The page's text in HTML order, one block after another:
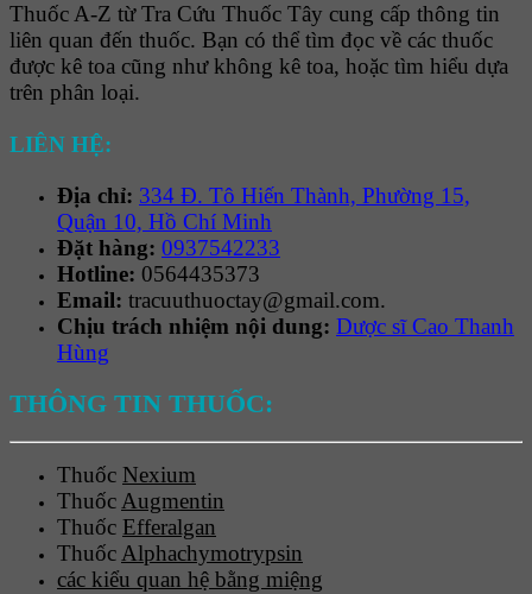
Thuốc A-Z từ Tra Cứu Thuốc Tây cung cấp thông tin
liên quan đến thuốc. Bạn có thể tìm đọc về các thuốc
được kê toa cũng như không kê toa, hoặc tìm hiểu dựa
trên phân loại.
LIÊN HỆ:
Địa chỉ: 334 Đ. Tô Hiến Thành, Phường 15,
Quận 10, Hồ Chí Minh
Đặt hàng: 0937542233
Hotline: 0564435373
Email: tracuuthuoctay@gmail.com.
Chịu trách nhiệm nội dung: Dược sĩ Cao Thanh
Hùng
THÔNG TIN THUỐC:
Thuốc Nexium
ThuốcAugmentin
Thuốc Efferalgan
ThuốcAlphachymotrypsin
các kiểu quan hệ bằng miệng